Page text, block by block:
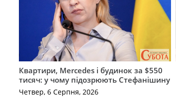
Квартири, Mercedes і будинок за $550
тисяч: у чому підозрюють Стефанішину
Четвер, 6 Серпня, 2026